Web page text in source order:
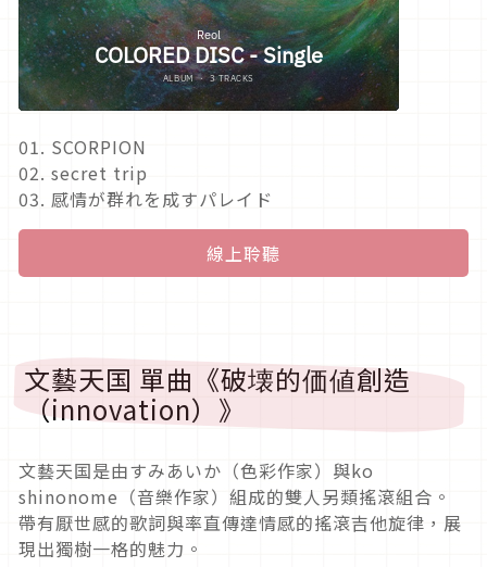
01. SCORPION
02. secret trip
03. 感情が群れを成すパレイド
線上聆聽
文藝天国 單曲《破壊的価値創造
（innovation）》
文藝天国是由すみあいか（色彩作家）與ko
shinonome（音樂作家）組成的雙人另類搖滾組合。
帶有厭世感的歌詞與率直傳達情感的搖滾吉他旋律，展
現出獨樹一格的魅力。